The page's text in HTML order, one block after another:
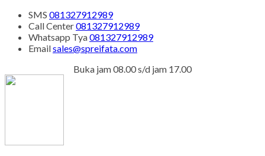
SMS 081327912989
Call Center081327912989
Whatsapp Tya081327912989
Emailsales@spreifata.com
Buka jam 08.00 s/d jam 17.00